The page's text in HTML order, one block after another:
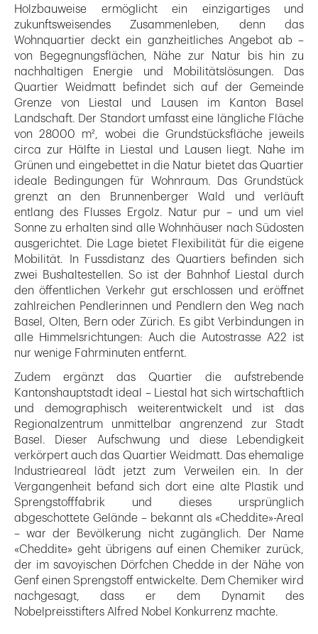
Holzbauweise ermöglicht ein einzigartiges und
zukunftsweisendes Zusammenleben, denn das
Wohnquartier deckt ein ganzheitliches Angebot ab –
von Begegnungsflächen, Nähe zur Natur bis hin zu
nachhaltigen Energie und Mobilitätslösungen. Das
Quartier Weidmatt befindet sich auf der Gemeinde
Grenze von Liestal und Lausen im Kanton Basel
Landschaft. Der Standort umfasst eine längliche Fläche
von 28000 m², wobei die Grundstücksfläche jeweils
circa zur Hälfte in Liestal und Lausen liegt. Nahe im
Grünen und eingebettet in die Natur bietet das Quartier
ideale Bedingungen für Wohnraum. Das Grundstück
grenzt an den Brunnenberger Wald und verläuft
entlang des Flusses Ergolz. Natur pur – und um viel
Sonne zu erhalten sind alle Wohnhäuser nach Südosten
ausgerichtet. Die Lage bietet Flexibilität für die eigene
Mobilität. In Fussdistanz des Quartiers befinden sich
zwei Bushaltestellen. So ist der Bahnhof Liestal durch
den öffentlichen Verkehr gut erschlossen und eröffnet
zahlreichen Pendlerinnen und Pendlern den Weg nach
Basel, Olten, Bern oder Zürich. Es gibt Verbindungen in
alle Himmelsrichtungen: Auch die Autostrasse A22 ist
nur wenige Fahrminuten entfernt.
Zudem ergänzt das Quartier die aufstrebende
Kantonshauptstadt ideal – Liestal hat sich wirtschaftlich
und demographisch weiterentwickelt und ist das
Regionalzentrum unmittelbar angrenzend zur Stadt
Basel. Dieser Aufschwung und diese Lebendigkeit
verkörpert auch das Quartier Weidmatt. Das ehemalige
Industrieareal lädt jetzt zum Verweilen ein. In der
Vergangenheit befand sich dort eine alte Plastik und
Sprengstofffabrik und dieses ursprünglich
abgeschottete Gelände – bekannt als «Cheddite»-Areal
– war der Bevölkerung nicht zugänglich. Der Name
«Cheddite» geht übrigens auf einen Chemiker zurück,
der im savoyischen Dörfchen Chedde in der Nähe von
Genf einen Sprengstoff entwickelte. Dem Chemiker wird
nachgesagt, dass er dem Dynamit des
Nobelpreisstifters Alfred Nobel Konkurrenz machte.